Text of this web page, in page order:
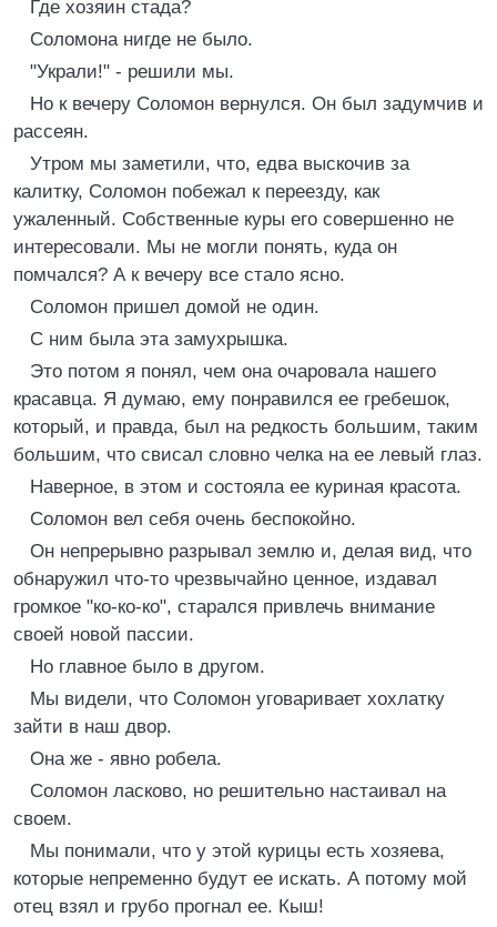
Где хозяин стада?
Соломона нигде не было.
"Украли!" - решили мы.
Но к вечеру Соломон вернулся. Он был задумчив и
рассеян.
Утром мы заметили, что, едва выскочив за
калитку, Соломон побежал к переезду, как
ужаленный. Собственные куры его совершенно не
интересовали. Мы не могли понять, куда он
помчался? А к вечеру все стало ясно.
Соломон пришел домой не один.
С ним была эта замухрышка.
Это потом я понял, чем она очаровала нашего
красавца. Я думаю, ему понравился ее гребешок,
который, и правда, был на редкость большим, таким
большим, что свисал словно челка на ее левый глаз.
Наверное, в этом и состояла ее куриная красота.
Соломон вел себя очень беспокойно.
Он непрерывно разрывал землю и, делая вид, что
обнаружил что-то чрезвычайно ценное, издавал
громкое "ко-ко-ко", старался привлечь внимание
своей новой пассии.
Но главное было в другом.
Мы видели, что Соломон уговаривает хохлатку
зайти в наш двор.
Она же - явно робела.
Соломон ласково, но решительно настаивал на
своем.
Мы понимали, что у этой курицы есть хозяева,
которые непременно будут ее искать. А потому мой
отец взял и грубо прогнал ее. Кыш!